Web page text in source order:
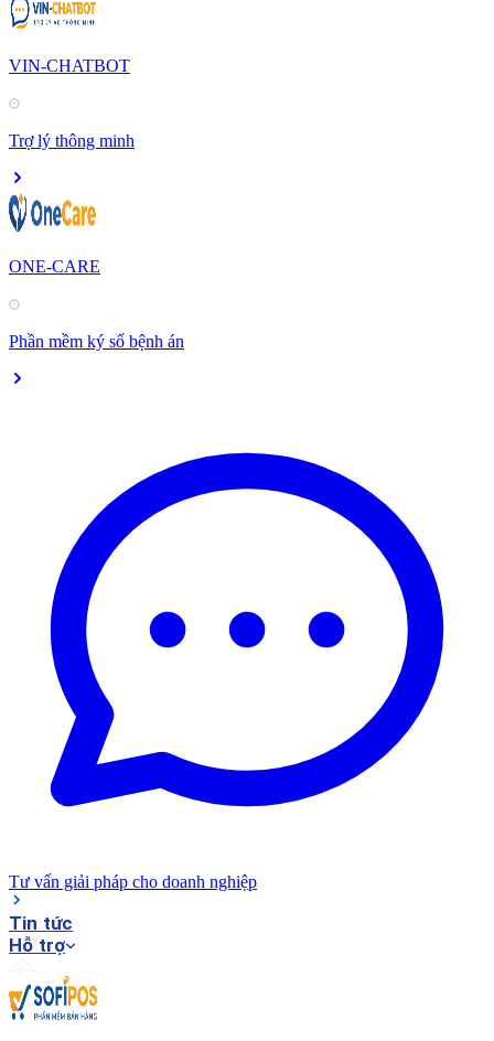
VIN-CHATBOT
Trợ lý thông minh
ONE-CARE
Phần mềm ký số bệnh án
Tư vấn giải pháp cho doanh nghiệp
Tin tức
Hỗ trợ